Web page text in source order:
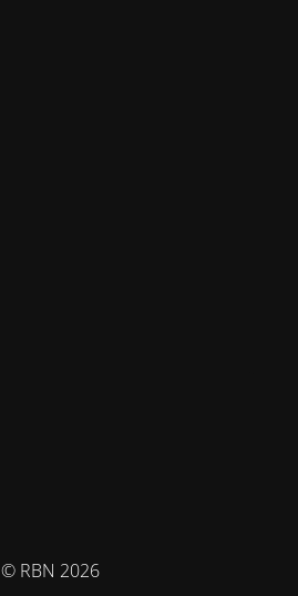
© RBN 2026